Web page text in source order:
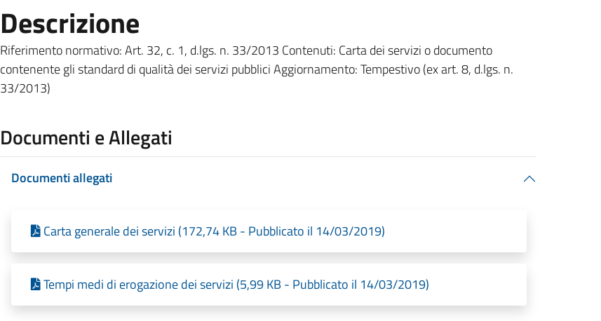
Descrizione
Riferimento normativo: Art. 32, c. 1, d.lgs. n. 33/2013 Contenuti: Carta dei servizi o documento
contenente gli standard di qualità dei servizi pubblici Aggiornamento: Tempestivo (ex art. 8, d.lgs. n.
33/2013)
Documenti e Allegati
Documenti allegati
Carta generale dei servizi (172,74 KB - Pubblicato il 14/03/2019)
Tempi medi di erogazione dei servizi (5,99 KB - Pubblicato il 14/03/2019)